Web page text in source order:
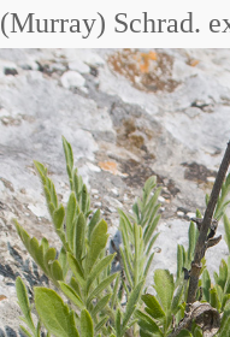
(Murray) Schrad.